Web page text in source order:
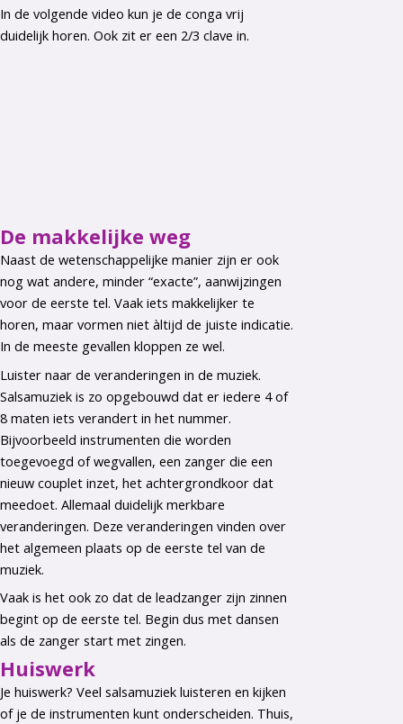
In de volgende video kun je de conga vrij
duidelijk horen. Ook zit er een 2/3 clave in.
De makkelijke weg
Naast de wetenschappelijke manier zijn er ook
nog wat andere, minder “exacte”, aanwijzingen
voor de eerste tel. Vaak iets makkelijker te
horen, maar vormen niet àltijd de juiste indicatie.
In de meeste gevallen kloppen ze wel.
Luister naar de veranderingen in de muziek.
Salsamuziek is zo opgebouwd dat er iedere 4 of
8 maten iets verandert in het nummer.
Bijvoorbeeld instrumenten die worden
toegevoegd of wegvallen, een zanger die een
nieuw couplet inzet, het achtergrondkoor dat
meedoet. Allemaal duidelijk merkbare
veranderingen. Deze veranderingen vinden over
het algemeen plaats op de eerste tel van de
muziek.
Vaak is het ook zo dat de leadzanger zijn zinnen
begint op de eerste tel. Begin dus met dansen
als de zanger start met zingen.
Huiswerk
Je huiswerk? Veel salsamuziek luisteren en kijken
of je de instrumenten kunt onderscheiden. Thuis,